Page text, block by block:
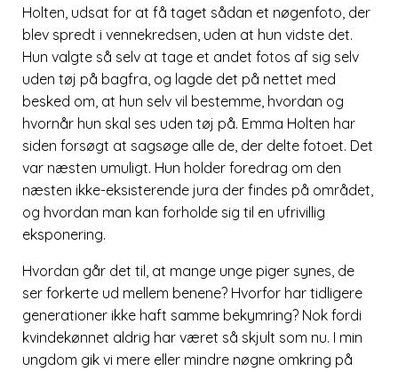
Holten, udsat for at få taget sådan et nøgenfoto, der
blev spredt i vennekredsen, uden at hun vidste det.
Hun valgte så selv at tage et andet fotos af sig selv
uden tøj på bagfra, og lagde det på nettet med
besked om, at hun selv vil bestemme, hvordan og
hvornår hun skal ses uden tøj på. Emma Holten har
siden forsøgt at sagsøge alle de, der delte fotoet. Det
var næsten umuligt. Hun holder foredrag om den
næsten ikke-eksisterende jura der findes på området,
og hvordan man kan forholde sig til en ufrivillig
eksponering.
Hvordan går det til, at mange unge piger synes, de
ser forkerte ud mellem benene? Hvorfor har tidligere
generationer ikke haft samme bekymring? Nok fordi
kvindekønnet aldrig har været så skjult som nu. I min
ungdom gik vi mere eller mindre nøgne omkring på